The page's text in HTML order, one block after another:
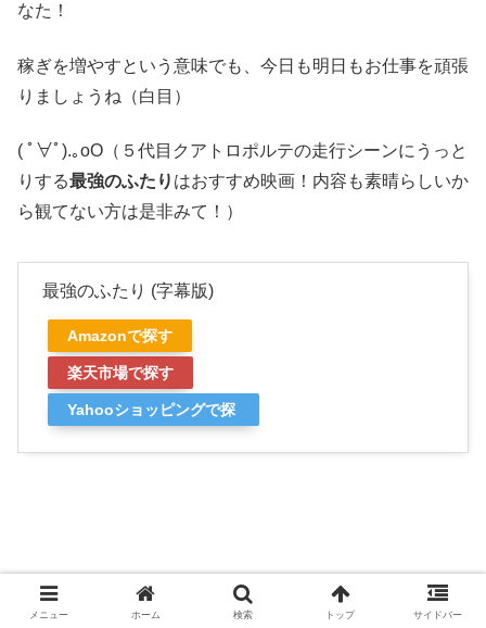
なた！
稼ぎを増やすという意味でも、今日も明日もお仕事を頑張
りましょうね（白目）
( ﾟ∀ﾟ).｡oO （５代目クアトロポルテの走行シーンにうっと
りする最強のふたり はおすすめ映画！内容も素晴らしいか
ら観てない方は是非みて！）
最強のふたり (字幕版)
Amazonで探す
楽天市場で探す
Yahooショッピングで探
メニュー ホーム 検索 トップ サイドバー